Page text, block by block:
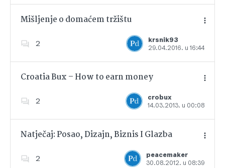
Mišljenje o domaćem tržištu
2
krsnik93
29.04.2016. u 16:44
Dodajte u favorite
Croatia Bux – How to earn money
2
crobux
14.03.2013. u 00:08
Dodajte u favorite
Natječaj: Posao, Dizajn, Biznis I Glazba
2
peacemaker
30.08.2012. u 08:39
Dodajte u favorite